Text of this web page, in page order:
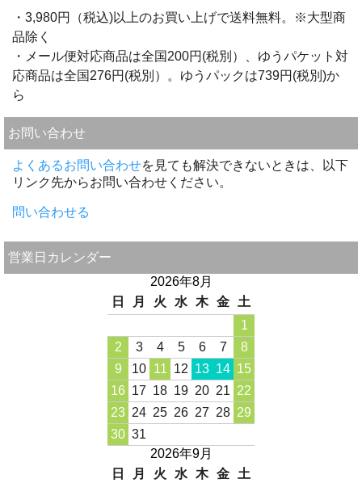
・3,980円（税込)以上のお買い上げで送料無料。※大型商
品除く
・メール便対応商品は全国200円(税別）、ゆうパケット対
応商品は全国276円(税別）。ゆうパックは739円(税別)か
ら
お問い合わせ
よくあるお問い合わせを見ても解決できないときは、以下
リンク先からお問い合わせください。
問い合わせる
営業日カレンダー
2026年8月
日
月 火 水 木 金
土
1
2
3 4 5 6 7
8
9
10 11 12 13 14 15
16 17 18 19 20 21 22
23 24 25 26 27 28 29
30 31
2026年9月
日
月 火 水 木 金
土